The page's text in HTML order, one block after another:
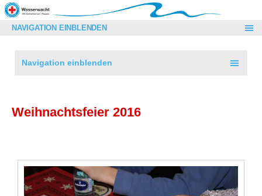
NAVIGATION EINBLENDEN
Navigation einblenden
Weihnachtsfeier 2016